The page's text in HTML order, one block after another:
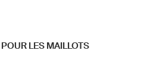
LES MAILLOTS